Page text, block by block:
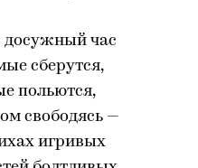
досужный час
сберутся,
польются,
свободясь —
игривых